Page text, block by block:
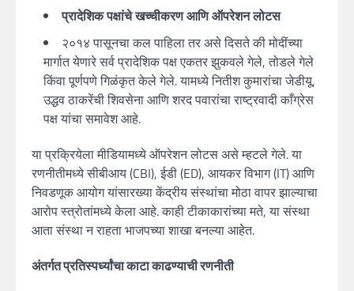
प्रादेशिक पक्षांचे खच्चीकरण आणि ऑपरेशन लोटस
२०१४ पासूनचा कल पाहिला तर असे दिसते की मोदींच्या
मार्गात येणारे सर्व प्रादेशिक पक्ष एकतर झुकवले गेले, तोडले गेले
किंवा पूर्णपणे गिळंकृत केले गेले. यामध्ये नितीश कुमारांचा जेडीयू,
उद्धव ठाकरेंची शिवसेना आणि शरद पवारांचा राष्ट्रवादी काँग्रेस
पक्ष यांचा समावेश आहे.
या प्रक्रियेला मीडियामध्ये ऑपरेशन लोटस असे म्हटले गेले. या
रणनीतीमध्ये सीबीआय (CBI), ईडी (ED), आयकर विभाग (IT) आणि
निवडणूक आयोग यांसारख्या केंद्रीय संस्थांचा मोठा वापर झाल्याचा
आरोप स्त्रोतांमध्ये केला आहे. काही टीकाकारांच्या मते, या संस्था
आता संस्था न राहता भाजपच्या शाखा बनल्या आहेत.
अंतर्गत प्रतिस्पर्ध्यांचा काटा काढण्याची रणनीती